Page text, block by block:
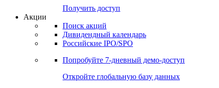
Получить доступ
Акции
Поиск акций
Дивидендный календарь
Российские IPO/SPO
Попробуйте 7-дневный демо-доступ
Откройте глобальную базу данных